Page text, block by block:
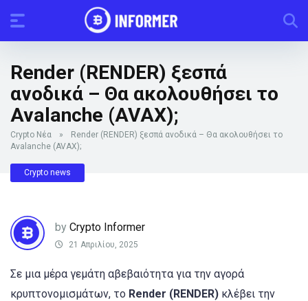
Render (RENDER) ξεσπά
ανοδικά – Θα ακολουθήσει το
Avalanche (AVAX);
Crypto Νέα »
Render (RENDER) ξεσπά ανοδικά – Θα ακολουθήσει το
Avalanche (AVAX);
Crypto news
by Crypto Informer
21 Απριλίου, 2025
Σε μια μέρα γεμάτη αβεβαιότητα για την αγορά
κρυπτονομισμάτων, το Render (RENDER) κλέβει την